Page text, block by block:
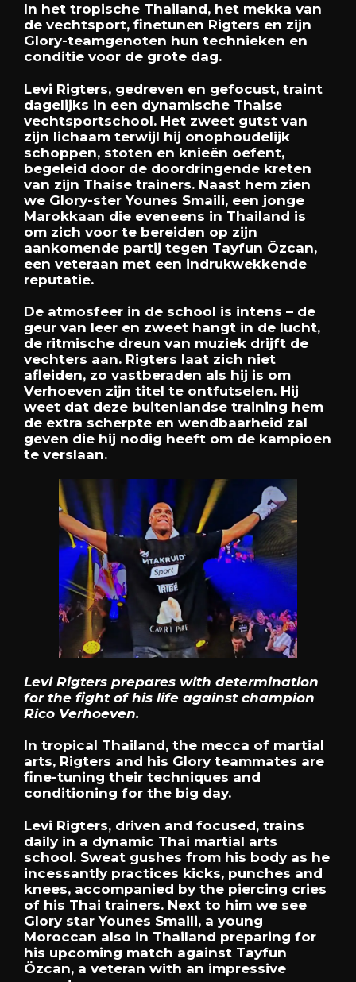
In het tropische Thailand, het mekka van
de vechtsport, finetunen Rigters en zijn
Glory-teamgenoten hun technieken en
conditie voor de grote dag.
Levi Rigters, gedreven en gefocust, traint
dagelijks in een dynamische Thaise
vechtsportschool. Het zweet gutst van
zijn lichaam terwijl hij onophoudelijk
schoppen, stoten en knieën oefent,
begeleid door de doordringende kreten
van zijn Thaise trainers. Naast hem zien
we Glory-ster Younes Smaili, een jonge
Marokkaan die eveneens in Thailand is
om zich voor te bereiden op zijn
aankomende partij tegen Tayfun Özcan,
een veteraan met een indrukwekkende
reputatie.
De atmosfeer in de school is intens – de
geur van leer en zweet hangt in de lucht,
de ritmische dreun van muziek drijft de
vechters aan. Rigters laat zich niet
afleiden, zo vastberaden als hij is om
Verhoeven zijn titel te ontfutselen. Hij
weet dat deze buitenlandse training hem
de extra scherpte en wendbaarheid zal
geven die hij nodig heeft om de kampioen
te verslaan.
Levi Rigters prepares with determination
for the fight of his life against champion
Rico Verhoeven.
In tropical Thailand, the mecca of martial
arts, Rigters and his Glory teammates are
fine-tuning their techniques and
conditioning for the big day.
Levi Rigters, driven and focused, trains
daily in a dynamic Thai martial arts
school. Sweat gushes from his body as he
incessantly practices kicks, punches and
knees, accompanied by the piercing cries
of his Thai trainers. Next to him we see
Glory star Younes Smaili, a young
Moroccan also in Thailand preparing for
his upcoming match against Tayfun
Özcan, a veteran with an impressive